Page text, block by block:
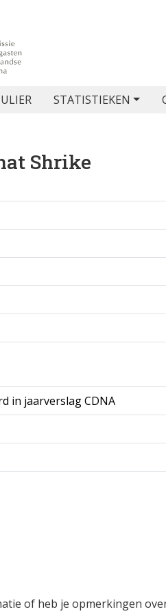
STATISTIEKEN
Shrike
in jaarverslag CDNA
of heb je opmerkingen